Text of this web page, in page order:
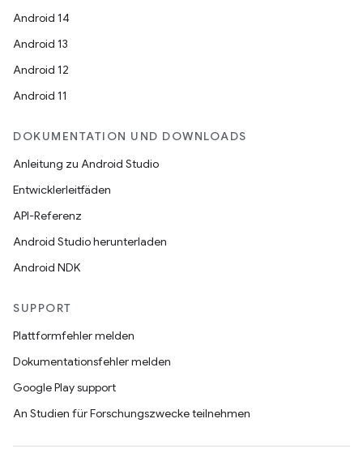
Android 14
Android 13
Android 12
Android 11
DOKUMENTATION UND DOWNLOADS
Anleitung zu Android Studio
Entwicklerleitfäden
API-Referenz
Android Studio herunterladen
Android NDK
SUPPORT
Plattformfehler melden
Dokumentationsfehler melden
Google Play support
An Studien für Forschungszwecke teilnehmen